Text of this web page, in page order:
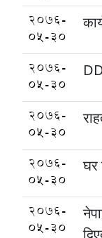
2076-
05-30
2076-
05-30
2076-
05-30
2076-
05-30
घर
2076-
05-30